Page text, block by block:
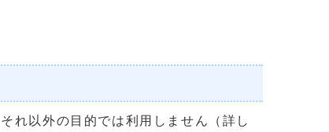
れ以外の目的では利用しません（詳し